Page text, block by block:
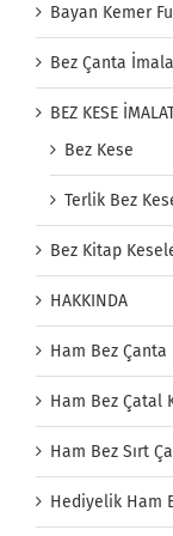
Bayan Kemer
Bez Çanta
BEZ KESE
Bez Kese
Terlik Bez
Bez Kitap
HAKKINDA
Ham Bez Çanta
Ham Bez Çatal
Ham Bez Sırt
Hediyelik Ham